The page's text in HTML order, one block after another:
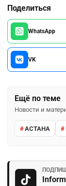
Поделиться
WhatsApp
VK
Ещё по теме
Новости и
АСТАНА